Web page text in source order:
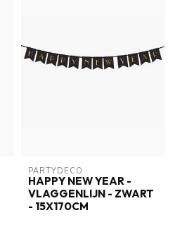
PARTYDECO
HAPPY NEW YEAR -
VLAGGENLIJN - ZWART
- 15X170CM